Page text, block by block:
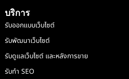
บริการ
รับออกแบบเว็บไซต์
รับพัฒนาเว็บไซต์
รับดูแลเว็บไซต์ และหลังการขาย
รับทำ SEO